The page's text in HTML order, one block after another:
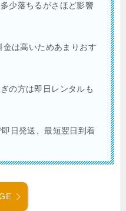
少落ちるがさほど影響
は高いためあまりおす
の方は即日レンタルも
日発送、最短翌日到着